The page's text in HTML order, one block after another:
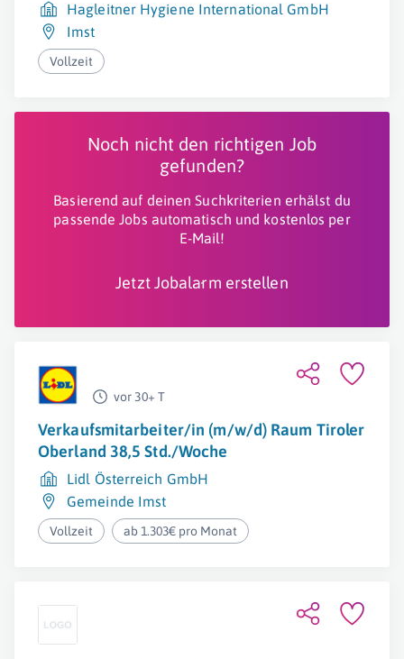
Hagleitner Hygiene International GmbH
Imst
Vollzeit
Noch nicht den richtigen Job
gefunden?
Basierend auf deinen Suchkriterien erhälst du
passende Jobs automatisch und kostenlos per
E-Mail!
Jetzt Jobalarm erstellen
vor 30+ T
Verkaufsmitarbeiter/in (m/w/d) Raum Tiroler
Oberland 38,5 Std./Woche
Lidl Österreich GmbH
Gemeinde Imst
Vollzeit ab 1.303€ pro Monat